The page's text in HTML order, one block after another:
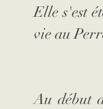
Elle s'est
vie au
Au début